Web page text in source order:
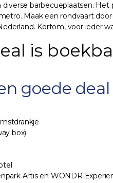
barbecueplaatsen.
Maak een rondvaart
Kortom, voor ieder
is
goede deal
box)
Artis en WONDR